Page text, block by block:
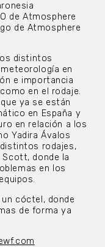
de Atmosphere
de Atmosphere
distintos
en
e importancia
en el rodaje.
ya se están
en España y
en relación a los
Yadira Ávalos
rodajes,
Scott, donde la
en los
cóctel, donde
de forma ya